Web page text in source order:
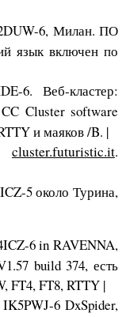
6, Милан. ПО
язык включен по
6. Веб-кластер:
Cluster software
и маяков /B. |
cluster.futuristic.it.
5 около Турина,
6 in RAVENNA,
build 374, есть
FT4, FT8, RTTY |
6 DxSpider,